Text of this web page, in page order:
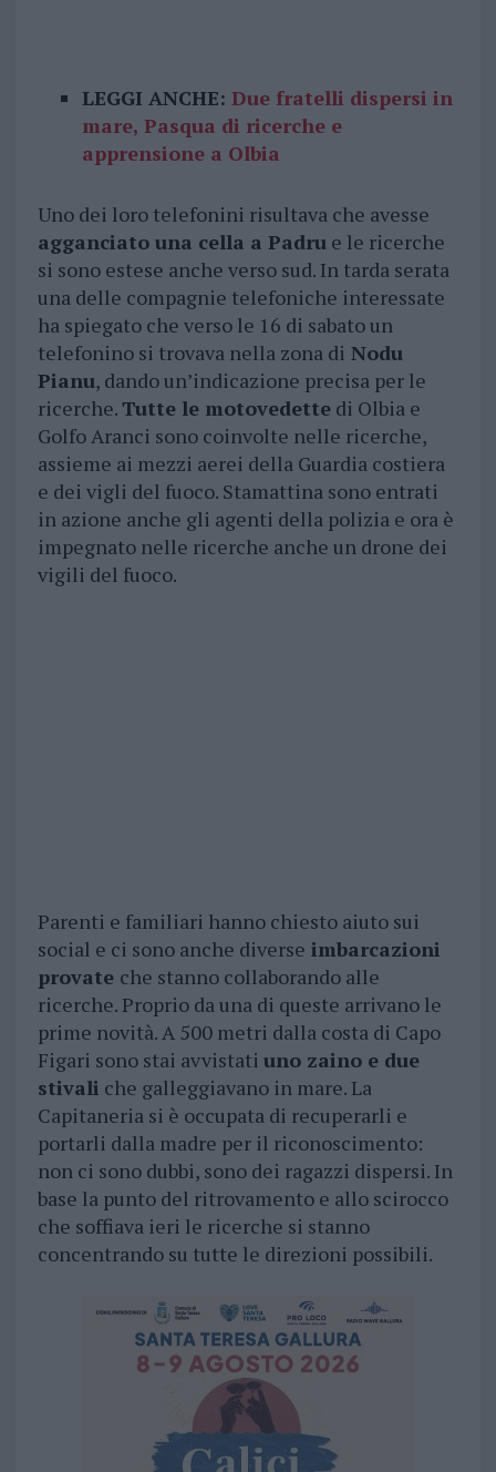
LEGGI ANCHE: Due fratelli dispersi in
mare, Pasqua di ricerche e
apprensione a Olbia
Uno dei loro telefonini risultava che avesse
agganciato una cella a Padrue le ricerche
si sono estese anche verso sud. In tarda serata
una delle compagnie telefoniche interessate
ha spiegato che verso le 16 di sabato un
telefonino si trovava nella zona di Nodu
Pianu, dando un’indicazione precisa per le
ricerche.Tutte le motovedettedi Olbia e
Golfo Aranci sono coinvolte nelle ricerche,
assieme ai mezzi aerei della Guardia costiera
e dei vigli del fuoco. Stamattina sono entrati
in azione anche gli agenti della polizia e ora è
impegnato nelle ricerche anche un drone dei
vigili del fuoco.
Parenti e familiari hanno chiesto aiuto sui
social e ci sono anche diverse imbarcazioni
provate che stanno collaborando alle
ricerche. Proprio da una di queste arrivano le
prime novità. A 500 metri dalla costa di Capo
Figari sono stai avvistati uno zaino e due
stivali che galleggiavano in mare. La
Capitaneria si è occupata di recuperarli e
portarli dalla madre per il riconoscimento:
non ci sono dubbi, sono dei ragazzi dispersi. In
base la punto del ritrovamento e allo scirocco
che soffiava ieri le ricerche si stanno
concentrando su tutte le direzioni possibili.